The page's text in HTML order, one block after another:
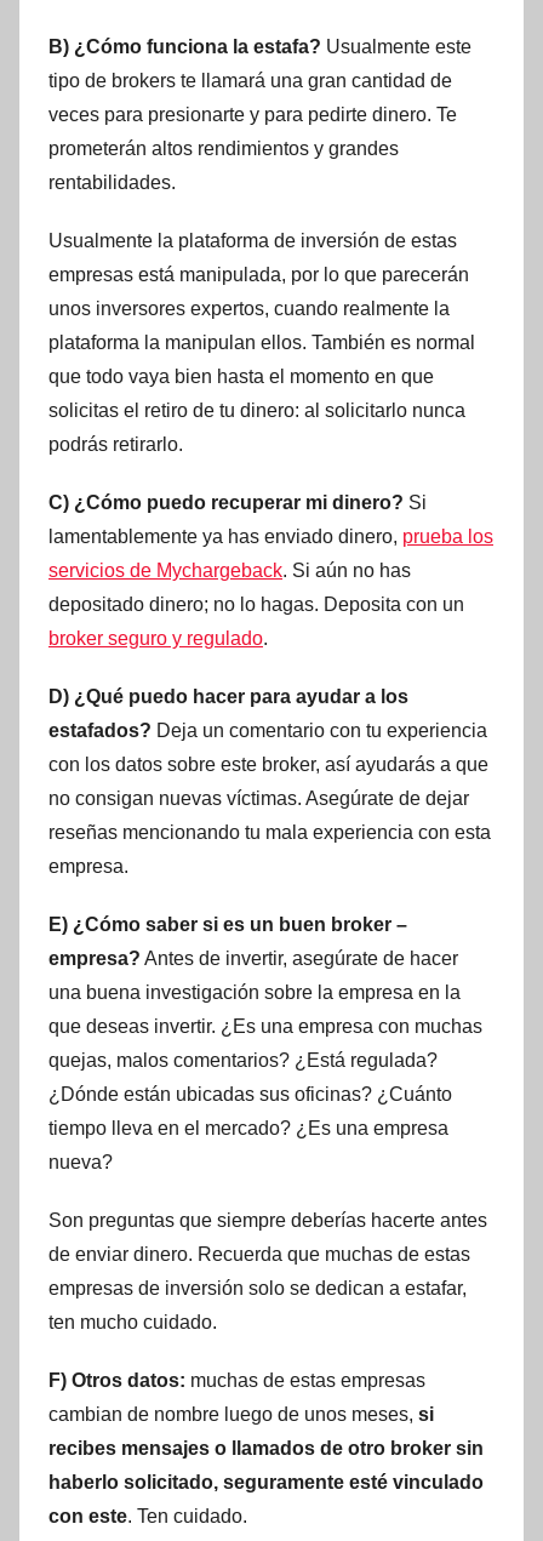
B) ¿Cómo funciona la estafa? Usualmente este
tipo de brokers te llamará una gran cantidad de
veces para presionarte y para pedirte dinero. Te
prometerán altos rendimientos y grandes
rentabilidades.
Usualmente la plataforma de inversión de estas
empresas está manipulada, por lo que parecerán
unos inversores expertos, cuando realmente la
plataforma la manipulan ellos. También es normal
que todo vaya bien hasta el momento en que
solicitas el retiro de tu dinero: al solicitarlo nunca
podrás retirarlo.
C) ¿Cómo puedo recuperar mi dinero? Si
lamentablemente ya has enviado dinero, prueba los
servicios de Mychargeback. Si aún no has
depositado dinero; no lo hagas. Deposita con un
broker seguro y regulado.
D) ¿Qué puedo hacer para ayudar a los
estafados? Deja un comentario con tu experiencia
con los datos sobre este broker, así ayudarás a que
no consigan nuevas víctimas. Asegúrate de dejar
reseñas mencionando tu mala experiencia con esta
empresa.
E) ¿Cómo saber si es un buen broker –
empresa? Antes de invertir, asegúrate de hacer
una buena investigación sobre la empresa en la
que deseas invertir. ¿Es una empresa con muchas
quejas, malos comentarios? ¿Está regulada?
¿Dónde están ubicadas sus oficinas? ¿Cuánto
tiempo lleva en el mercado? ¿Es una empresa
nueva?
Son preguntas que siempre deberías hacerte antes
de enviar dinero. Recuerda que muchas de estas
empresas de inversión solo se dedican a estafar,
ten mucho cuidado.
F) Otros datos: muchas de estas empresas
cambian de nombre luego de unos meses, si
recibes mensajes o llamados de otro broker sin
haberlo solicitado, seguramente esté vinculado
con este. Ten cuidado.